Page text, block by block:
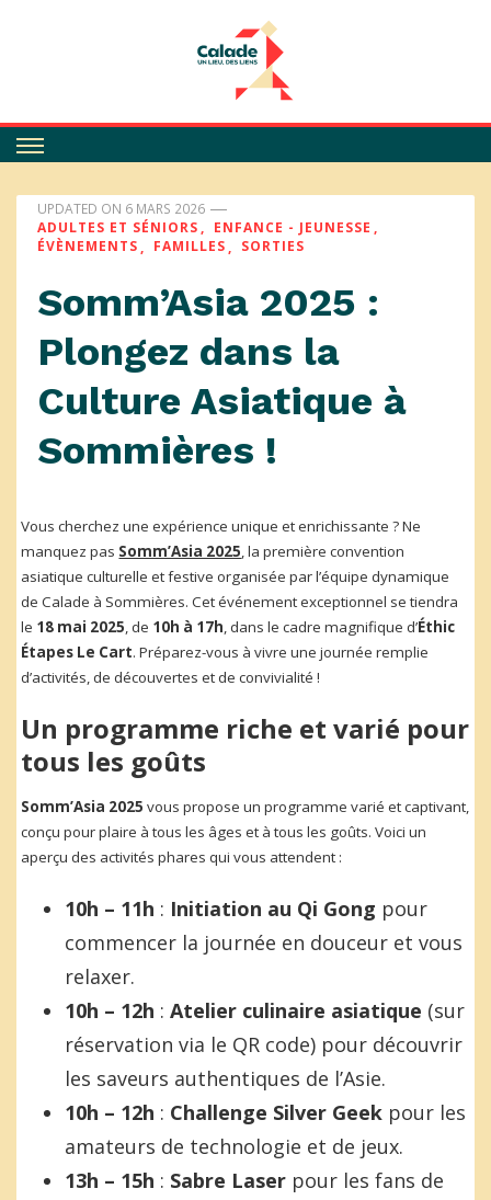
Calade
UPDATED ON 6 MARS 2026
ADULTES ET SÉNIORS
ENFANCE - JEUNESSE
ÉVÈNEMENTS
FAMILLES SORTIES
Somm’Asia 2025 :
Plongez dans la
Culture Asiatique à
Sommières !
Vous cherchez une expérience unique et enrichissante ? Ne
manquez pas Somm’Asia 2025, la première convention
asiatique culturelle et festive organisée par l’équipe dynamique
de Calade à Sommières. Cet événement exceptionnel se tiendra
le 18 mai 2025, de 10h à 17h, dans le cadre magnifique d’Éthic
Étapes Le Cart. Préparez-vous à vivre une journée remplie
d’activités, de découvertes et de convivialité !
Un programme riche et varié pour
tous les goûts
Somm’Asia 2025 vous propose un programme varié et captivant,
conçu pour plaire à tous les âges et à tous les goûts. Voici un
aperçu des activités phares qui vous attendent :
10h – 11h : Initiation au Qi Gong pour
commencer la journée en douceur et vous
relaxer.
10h – 12h :Atelier culinaire asiatique (sur
réservation via le QR code) pour découvrir
les saveurs authentiques de l’Asie.
10h – 12h : Challenge Silver Geek pour les
amateurs de technologie et de jeux.
13h – 15h : Sabre Laser pour les fans de